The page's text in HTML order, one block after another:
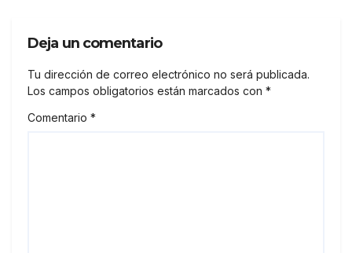
Deja un comentario
Tu dirección de correo electrónico no será publicada.
Los campos obligatorios están marcados con *
Comentario *